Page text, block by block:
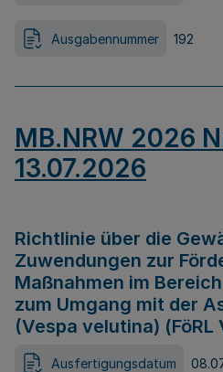
Ausgabennummer 192
MB.NRW 2026
13.07.2026
Richtlinie über die
Zuwendungen zur
Maßnahmen im
zum Umgang mit der
(Vespa velutina)
Ausfertigungsdatum